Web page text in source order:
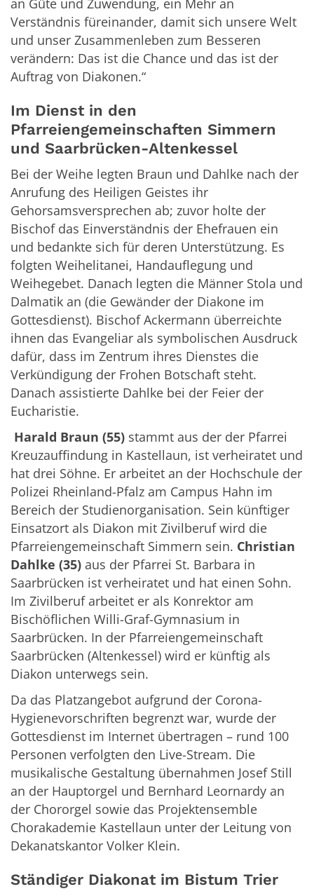
an Güte und Zuwendung, ein Mehr an
Verständnis füreinander, damit sich unsere Welt
und unser Zusammenleben zum Besseren
verändern: Das ist die Chance und das ist der
Auftrag von Diakonen.“
Im Dienst in den
Pfarreiengemeinschaften Simmern
und Saarbrücken-Altenkessel
Bei der Weihe legten Braun und Dahlke nach der
Anrufung des Heiligen Geistes ihr
Gehorsamsversprechen ab; zuvor holte der
Bischof das Einverständnis der Ehefrauen ein
und bedankte sich für deren Unterstützung. Es
folgten Weihelitanei, Handauflegung und
Weihegebet. Danach legten die Männer Stola und
Dalmatik an (die Gewänder der Diakone im
Gottesdienst). Bischof Ackermann überreichte
ihnen das Evangeliar als symbolischen Ausdruck
dafür, dass im Zentrum ihres Dienstes die
Verkündigung der Frohen Botschaft steht.
Danach assistierte Dahlke bei der Feier der
Eucharistie.
Harald Braun (55) stammt aus der der Pfarrei
Kreuzauffindung in Kastellaun, ist verheiratet und
hat drei Söhne. Er arbeitet an der Hochschule der
Polizei Rheinland-Pfalz am Campus Hahn im
Bereich der Studienorganisation. Sein künftiger
Einsatzort als Diakon mit Zivilberuf wird die
Pfarreiengemeinschaft Simmern sein. Christian
Dahlke (35) aus der Pfarrei St. Barbara in
Saarbrücken ist verheiratet und hat einen Sohn.
Im Zivilberuf arbeitet er als Konrektor am
Bischöflichen Willi-Graf-Gymnasium in
Saarbrücken. In der Pfarreiengemeinschaft
Saarbrücken (Altenkessel) wird er künftig als
Diakon unterwegs sein.
Da das Platzangebot aufgrund der Corona-
Hygienevorschriften begrenzt war, wurde der
Gottesdienst im Internet übertragen – rund 100
Personen verfolgten den Live-Stream. Die
musikalische Gestaltung übernahmen Josef Still
an der Hauptorgel und Bernhard Leornardy an
der Chororgel sowie das Projektensemble
Chorakademie Kastellaun unter der Leitung von
Dekanatskantor Volker Klein.
Ständiger Diakonat im Bistum Trier